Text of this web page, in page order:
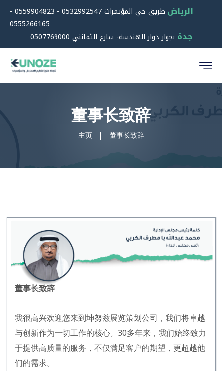
الرياض
طريق حي المؤتمرات 0532992547 - 0559904823 -
0555266165
جدة بجوار دوار الهندسة- شارع الثمانني 0507769000
董事长致辞
主页 董事长致辞
董事长致辞
我很高兴欢迎您来到坤努兹展览策划公司，我们将卓越
与创新作为一切工作的核心。30多年来，我们始终致力
于提供高质量的服务，不仅满足客户的期望，更超越他
们的需求。